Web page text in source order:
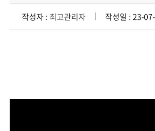
작성자 : 최고관리자 작성일 : 23-